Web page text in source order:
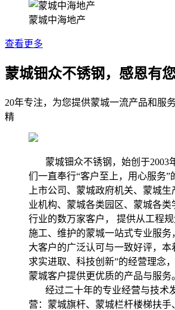
蒙城中海地产
查看更多
蒙城钿众不锈钢，感恩有
20年专注，为您提供蒙城一流产品和服
精
蒙城钿众不锈钢，始创于2003
们一直奉行“客户至上，用心服务”
上市公司、蒙城政府机关、蒙城
业机构、蒙城各类园区、蒙城各类
行业的数万家客户， 提供从工程规
施工、维护的蒙城一站式专业服务
大客户的广泛认可与一致好评，本
求实进取、科技创新”的经营理念
蒙城客户提供更优质的产品与服务
经过二十年的专业经营与技术
营：蒙城旗杆、蒙城栏杆楼梯扶手